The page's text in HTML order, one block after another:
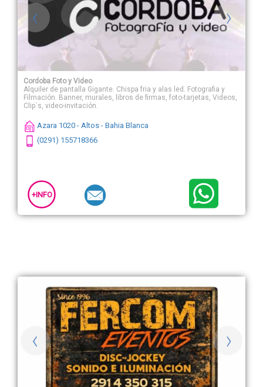
Cordoba Foto y Video
Alquiler de pantalla Gigante. Chispa fria y alas led. Fotografia y
Filmación. Banner, murales, libros de firmas, foto-tarjetas, Videos,
Clip´s, video-invitación.
Azara 1020 - Altos - Bahia Blanca
(0291) 155718366
+INFO